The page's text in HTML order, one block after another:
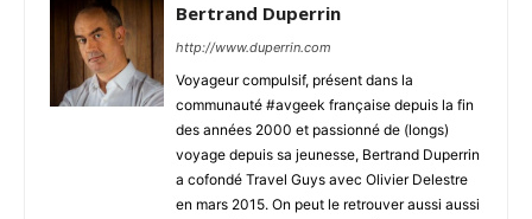
Bertrand Duperrin
http://www.duperrin.com
Voyageur compulsif, présent dans la
communauté #avgeek française depuis la fin
des années 2000 et passionné de (longs)
voyage depuis sa jeunesse, Bertrand Duperrin
a cofondé Travel Guys avec Olivier Delestre
en mars 2015. On peut le retrouver aussi aussi